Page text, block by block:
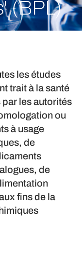
(BPL)
les études
trait à la santé
par les autorités
ou
à usage
de
de
fins de la